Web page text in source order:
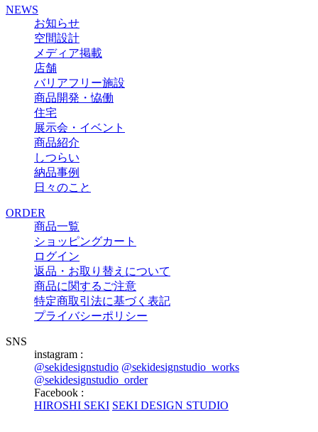
NEWS
お知らせ
空間設計
メディア掲載
店舗
バリアフリー施設
商品開発・恊働
住宅
展示会・イベント
商品紹介
しつらい
納品事例
日々のこと
ORDER
商品一覧
ショッピングカート
ログイン
返品・お取り替えについて
商品に関するご注意
特定商取引法に基づく表記
プライバシーポリシー
SNS
instagram :
@sekidesignstudio @sekidesignstudio_works
@sekidesignstudio_order
Facebook :
HIROSHI SEKI SEKI DESIGN STUDIO